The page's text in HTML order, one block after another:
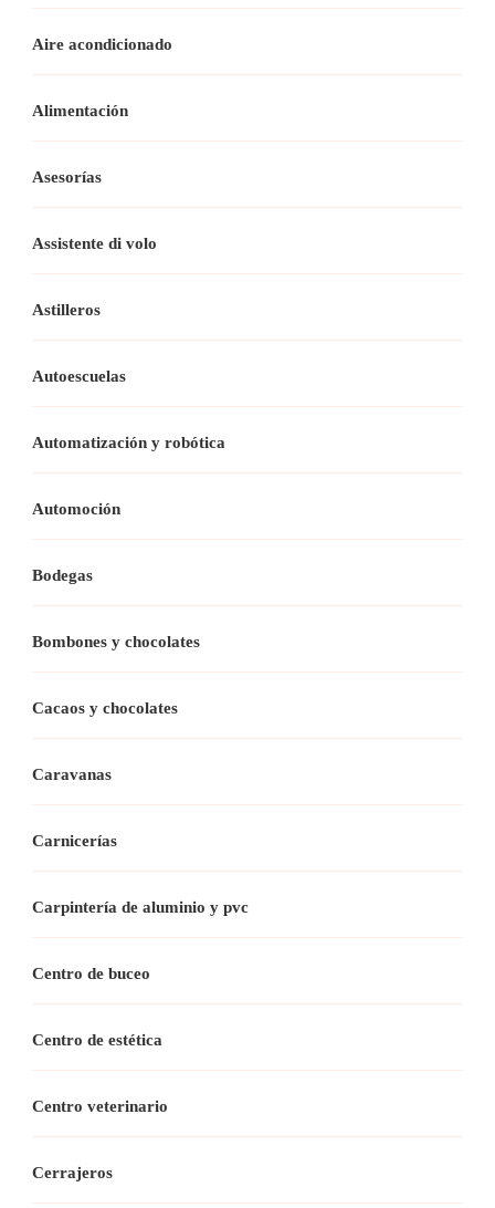
Aire acondicionado
Alimentación
Asesorías
Assistente di volo
Astilleros
Autoescuelas
Automatización y robótica
Automoción
Bodegas
Bombones y chocolates
Cacaos y chocolates
Caravanas
Carnicerías
Carpintería de aluminio y pvc
Centro de buceo
Centro de estética
Centro veterinario
Cerrajeros